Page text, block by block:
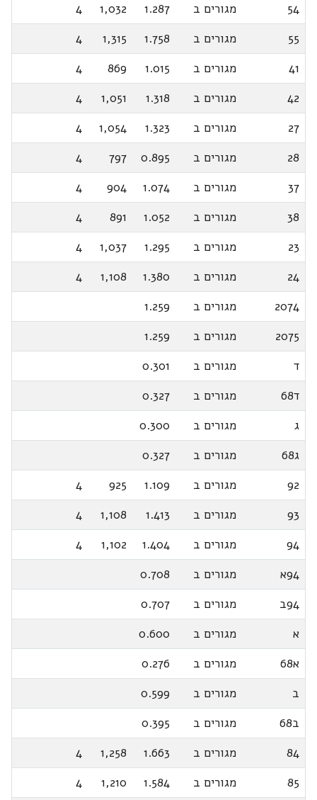
54
מגורים ב 1.287
1,032
4
55
מגורים ב 1.758
1,315
4
41
מגורים ב 1.015
869
4
42
מגורים ב 1.318
1,051
4
27
מגורים ב 1.323
1,054
4
28
מגורים ב 0.895
797
4
37
מגורים ב 1.074
904
4
38
מגורים ב 1.052
891
4
23
מגורים ב 1.295
1,037
4
24
מגורים ב 1.380
1,108
4
2074
מגורים ב
1.259
2075
מגורים ב
1.259
ד
מגורים ב
0.301
ד68
מגורים ב
0.327
ג
מגורים ב
0.300
ג68
מגורים ב
0.327
92
מגורים ב 1.109
925
4
93
מגורים ב 1.413
1,108
4
94
מגורים ב 1.404
1,102
4
94א
מגורים ב
0.708
94ב
מגורים ב
0.707
א
מגורים ב
0.600
א68
מגורים ב
0.276
ב
מגורים ב
0.599
ב68
מגורים ב
0.395
84
מגורים ב 1.663
1,258
4
85
מגורים ב 1.584
1,210
4